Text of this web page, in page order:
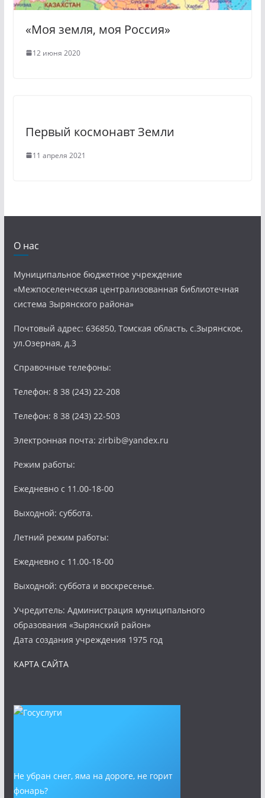
«Моя земля, моя Россия»
12 июня 2020
Первый космонавт Земли
11 апреля 2021
О нас
Муниципальное бюджетное учреждение
«Межпоселенческая централизованная библиотечная
система Зырянского района»
Почтовый адрес: 636850, Томская область, с.Зырянское,
ул.Озерная, д.3
Справочные телефоны:
Телефон: 8 38 (243) 22-208
Телефон: 8 38 (243) 22-503
Электронная почта: zirbib@yandex.ru
Режим работы:
Ежедневно с 11.00-18-00
Выходной: суббота.
Летний режим работы:
Ежедневно с 11.00-18-00
Выходной: суббота и воскресенье.
Учредитель: Администрация муниципального
образования «Зырянский район»
Дата создания учреждения 1975 год
КАРТА САЙТА
Не убран снег, яма на дороге, не горит
фонарь?